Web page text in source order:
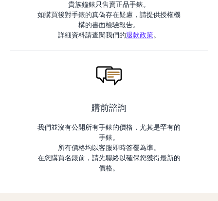
貴族鐘錶只售賣正品手錶。
如購買後對手錶的真偽存在疑慮，請提供授權機
構的書面檢驗報告。
詳細資料請查閱我們的退款政策。
購前諮詢
我們並沒有公開所有手錶的價格，尤其是罕有的
手錶。
所有價格均以客服即時答覆為準。
在您購買名錶前，請先聯絡以確保您獲得最新的
價格。